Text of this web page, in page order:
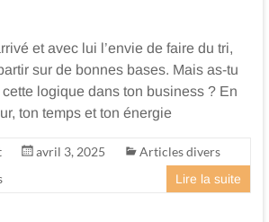
et avec lui l’envie de faire du tri,
sur de bonnes bases. Mais as-tu
logique dans ton business ? En
ton temps et ton énergie
avril 3, 2025
Articles divers
Lire la suite